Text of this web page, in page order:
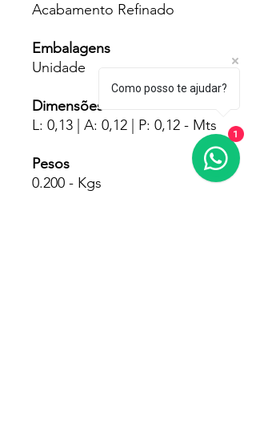
Acabamento Refinado
Embalagens
Unidade
Dimensões
L: 0,13 | A: 0,12 | P: 0,12 - Mts
Pesos
0.200 - Kgs
Como posso te ajudar?
1